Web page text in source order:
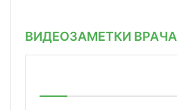
ВИДЕОЗАМЕТКИ ВРАЧА